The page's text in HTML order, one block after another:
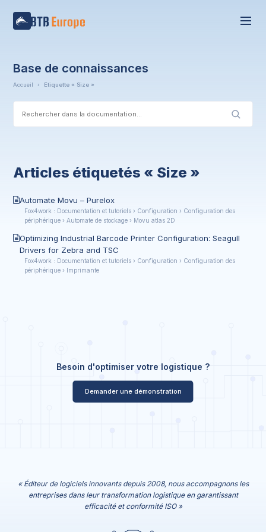
Base de connaissances
Accueil › Étiquette « Size »
Articles étiquetés « Size »
Automate Movu – Purelox
Fox4work : Documentation et tutoriels › Configuration › Configuration des
périphérique › Automate de stockage › Movu atlas 2D
Optimizing Industrial Barcode Printer Configuration: Seagull
Drivers for Zebra and TSC
Fox4work : Documentation et tutoriels › Configuration › Configuration des
périphérique › Imprimante
Besoin d'optimiser votre logistique ?
Demander une démonstration
« Éditeur de logiciels innovants depuis 2008, nous accompagnons les
entreprises dans leur transformation logistique en garantissant
efficacité et conformité ISO »